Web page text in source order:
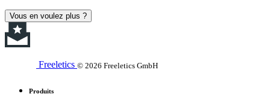
Vous en voulez plus ?
Freeletics © 2026 Freeletics GmbH
Produits